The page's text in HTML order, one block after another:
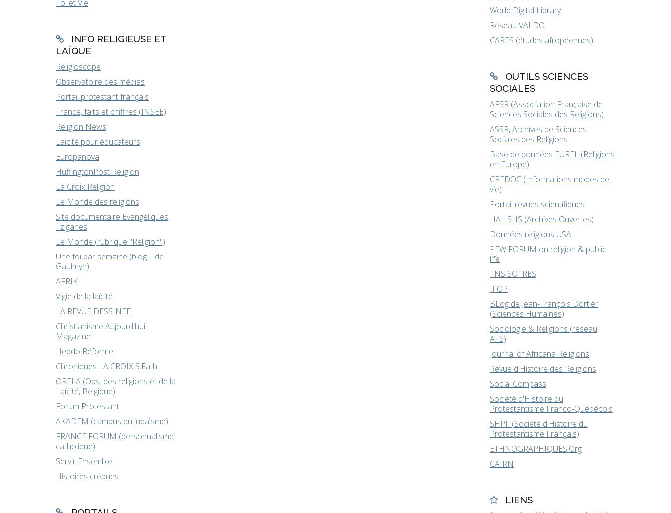
Foi et Vie
INFO RELIGIEUSE ET
LAÏQUE
Religioscope
Observatoire des médias
Portail protestant français
France, faits et chiffres (INSEE)
Religion News
Laïcité pour éducateurs
Europanova
HuffingtonPost Religion
La Croix Religion
Le Monde des religions
Site documentaire Evangéliques
Tziganes
Le Monde (rubrique "Religion")
Une foi par semaine (blog I. de
Gaulmyn)
AFRIK
Vigie de la laïcité
LA REVUE DESSINEE
Christianisme Aujourd'hui
Magazine
Hebdo Réforme
Chroniques LA CROIX S.Fath
ORELA (Obs. des religions et de la
Laïcité, Belgique)
Forum Protestant
AKADEM (campus du judaïsme)
FRANCE FORUM (personnalisme
catholique)
Servir Ensemble
Histoires crépues
World Digital Library
Réseau VALDO
CARES (études afropéennes)
OUTILS SCIENCES
SOCIALES
AFSR (Association Française de
Sciences Sociales des Religions)
ASSR, Archives de Sciences
Sociales des Religions
Base de données EUREL (Religions
en Europe)
CREDOC (Informations modes de
vie)
Portail revues scientifiques
HAL SHS (Archives Ouvertes)
Données religions USA
PEW FORUM on religion & public
life
TNS SOFRES
IFOP
BLog de Jean-François Dortier
(Sciences Humaines)
Sociologie & Religions (réseau
AFS)
Journal of Africana Religions
Revue d'Histoire des Religions
Social Compass
Société d'Histoire du
Protestantisme Franco-Québécois
SHPF (Société d'Histoire du
Protestantisme Français)
ETHNOGRAPHIQUES.Org
CAIRN
LIENS